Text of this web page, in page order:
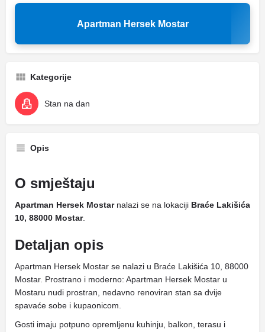
Apartman Hersek Mostar
Kategorije
Stan na dan
Opis
O smještaju
Apartman Hersek Mostarnalazi se na lokaciji Braće Lakišića
10, 88000 Mostar.
Detaljan opis
Apartman Hersek Mostar se nalazi u Braće Lakišića 10, 88000
Mostar. Prostrano i moderno: Apartman Hersek Mostar u
Mostaru nudi prostran, nedavno renoviran stan sa dvije
spavaće sobe i kupaonicom.
Gosti imaju potpuno opremljenu kuhinju, balkon, terasu i